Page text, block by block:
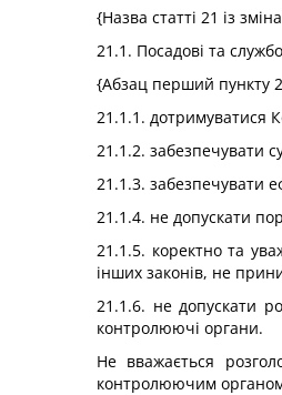
{Назва статті 21 із
21.1. Посадові та
{Абзац перший пункту
21.1.1. дотримуватися
21.1.2. забезпечувати
21.1.3. забезпечувати
21.1.4. не допускати
21.1.5. коректно та
інших законів, не
21.1.6. не допускати
контролюючі органи.
Не вважається
контролюючим органом